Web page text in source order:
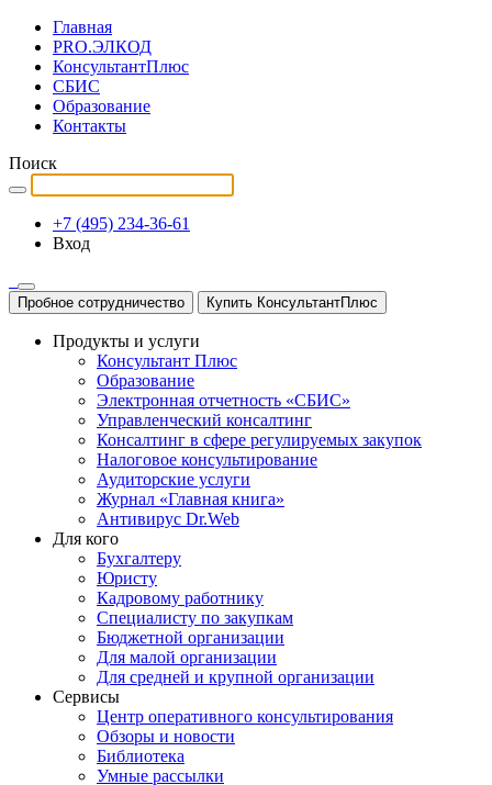
Главная
PRO.ЭЛКОД
КонсультантПлюс
СБИС
Образование
Контакты
Поиск
+7 (495) 234-36-61
Вход
Пробное сотрудничество Купить КонсультантПлюс
Продукты и услуги
Консультант Плюс
Образование
Электронная отчетность «СБИС»
Управленческий консалтинг
Консалтинг в сфере регулируемых закупок
Налоговое консультирование
Аудиторские услуги
Журнал «Главная книга»
Антивирус Dr.Web
Для кого
Бухгалтеру
Юристу
Кадровому работнику
Специалисту по закупкам
Бюджетной организации
Для малой организации
Для средней и крупной организации
Сервисы
Центр оперативного консультирования
Обзоры и новости
Библиотека
Умные рассылки